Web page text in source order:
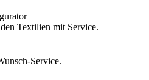
Textilien mit Service.
Service.